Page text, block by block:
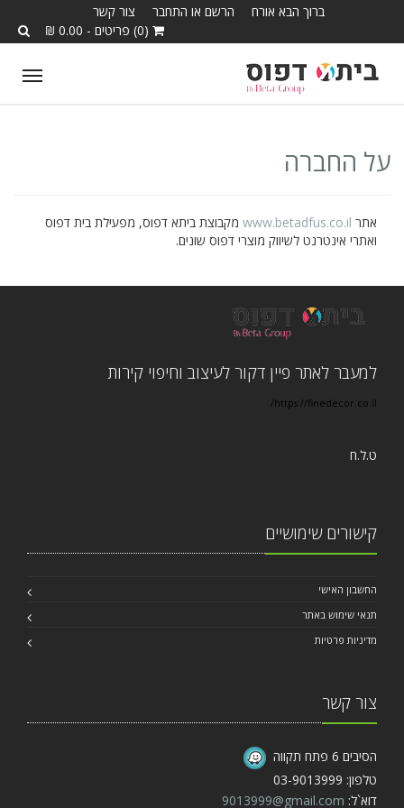
ברוך הבא אורח הרשם או התחבר
צור קשר
(0) פריטים - 0.00 ₪
על החברה
אתר www.betadfus.co.il מקבוצת ביתא דפוס, מפעילת בית דפוס
ואתרי אינטרנט לשיווק מוצרי דפוס שונים.
למעבר לאתר פיין דקור לעיצוב וחיפוי קירות
https://finedecor.co.il/
ט.ל.ח
קישורים שימושיים
החשבון האישי
תנאי שימוש באתר
מדיניות פרטיות
צור קשר
הסיבים 6 פתח תקווה
טלפון: 03-9013999
דוא`ל: 9013999@gmail.com